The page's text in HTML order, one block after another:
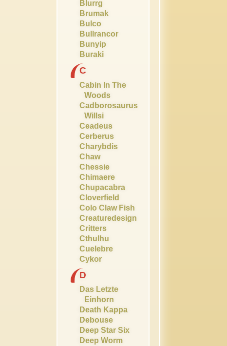
Blurrg
Brumak
Bulco
Bullrancor
Bunyip
Buraki
C
Cabin In The
Woods
Cadborosaurus
Willsi
Ceadeus
Cerberus
Charybdis
Chaw
Chessie
Chimaere
Chupacabra
Cloverfield
Colo Claw Fish
Creaturedesign
Critters
Cthulhu
Cuelebre
Cykor
D
Das Letzte
Einhorn
Death Kappa
Debouse
Deep Star Six
Deep Worm